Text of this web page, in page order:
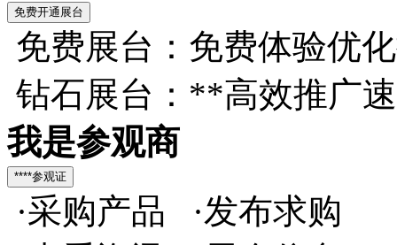
免费展台：免费体验优
钻石展台：**高效推广
我是参观商
·采购产品 ·发布求购